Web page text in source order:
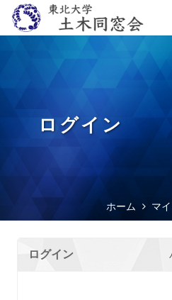
ログイン
ホーム マ
ログイン